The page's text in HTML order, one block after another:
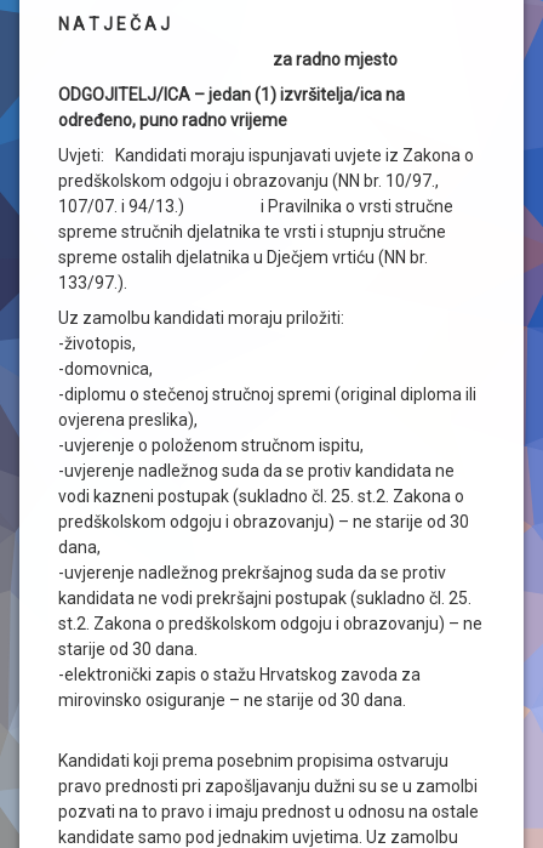
N A T J E Č A J
za radno mjesto
ODGOJITELJ/ICA – jedan (1) izvršitelja/ica na
određeno, puno radno vrijeme
Uvjeti:
Kandidati moraju ispunjavati uvjete iz Zakona o
predškolskom odgoju i obrazovanju (NN br. 10/97.,
107/07. i 94/13.)
i Pravilnika o vrsti stručne
spreme stručnih djelatnika te vrsti i stupnju stručne
spreme ostalih djelatnika u Dječjem vrtiću (NN br.
133/97.).
Uz zamolbu kandidati moraju priložiti:
-životopis,
-domovnica,
-diplomu o stečenoj stručnoj spremi (original diploma ili
ovjerena preslika),
-uvjerenje o položenom stručnom ispitu,
-uvjerenje nadležnog suda da se protiv kandidata ne
vodi kazneni postupak (sukladno čl. 25. st.2. Zakona o
predškolskom odgoju i obrazovanju) – ne starije od 30
dana,
-uvjerenje nadležnog prekršajnog suda da se protiv
kandidata ne vodi prekršajni postupak (sukladno čl. 25.
st.2. Zakona o predškolskom odgoju i obrazovanju) – ne
starije od 30 dana.
-elektronički zapis o stažu Hrvatskog zavoda za
mirovinsko osiguranje – ne starije od 30 dana.
Kandidati koji prema posebnim propisima ostvaruju
pravo prednosti pri zapošljavanju dužni su se u zamolbi
pozvati na to pravo i imaju prednost u odnosu na ostale
kandidate samo pod jednakim uvjetima. Uz zamolbu